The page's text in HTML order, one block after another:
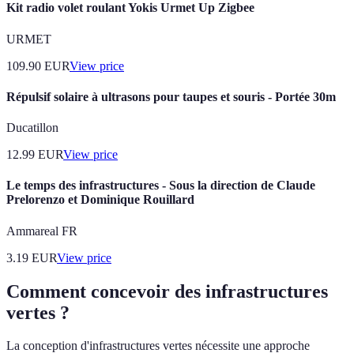
Kit radio volet roulant Yokis Urmet Up Zigbee
URMET
109.90 EURView price
Répulsif solaire à ultrasons pour taupes et souris - Portée 30m
Ducatillon
12.99 EURView price
Le temps des infrastructures - Sous la direction de Claude
Prelorenzo et Dominique Rouillard
Ammareal FR
3.19 EURView price
Comment concevoir des infrastructures
vertes ?
La conception d'infrastructures vertes nécessite une approche